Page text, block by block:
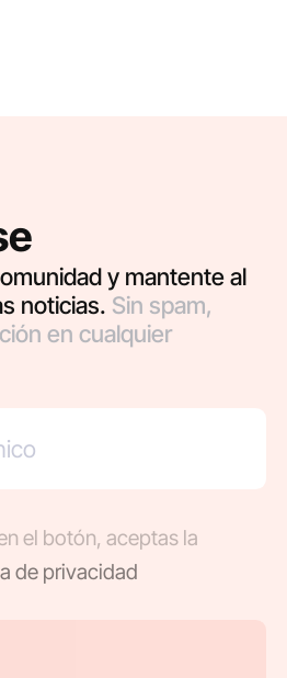
y mantente al
noticias. Sin spam,
en cualquier
el botón, aceptas la
de privacidad